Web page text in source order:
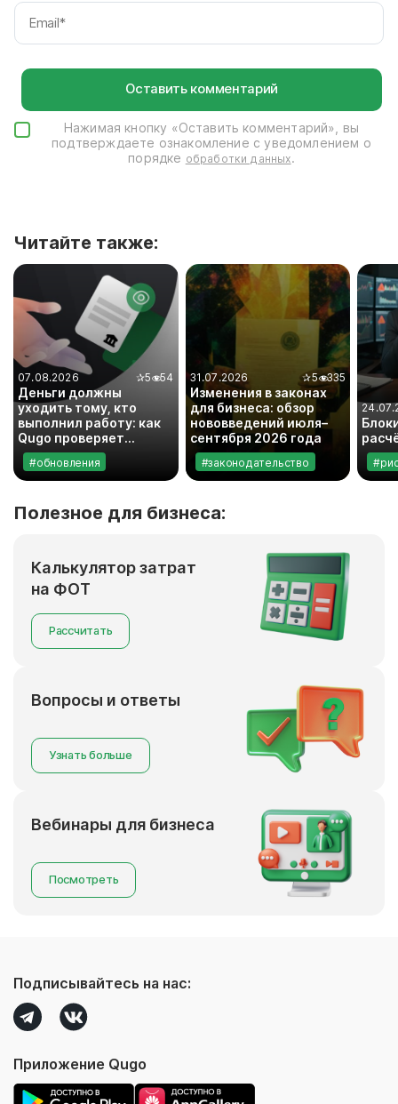
Нажимая кнопку «Оставить комментарий», вы
подтверждаете ознакомление с уведомлением о
порядке обработки данных.
Читайте также:
07.08.2026 ✰5 54
Деньги должны
уходить тому, кто
выполнил работу: как
Qugo проверяет
банковские реквизиты
исполнителей
#обновления
31.07.2026 ✰5 335
Изменения в законах
для бизнеса: обзор
нововведений июля–
сентября 2026 года
#законодательство
Полезное для бизнеса:
Калькулятор затрат
на ФОТ
Рассчитать
Вопросы и ответы
Узнать больше
Вебинары для бизнеса
Посмотреть
Приложение Qugo
Подписывайтесь на нас: